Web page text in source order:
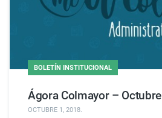
BOLETÍN INSTITUCIONAL
Ágora Colmayor – Octubre
OCTUBRE 1, 2018.